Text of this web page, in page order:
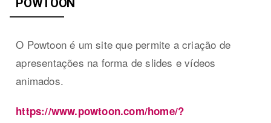
O Powtoon é um site que permite a criação de
apresentações na forma de slides e vídeos
animados.
https://www.powtoon.com/home/?